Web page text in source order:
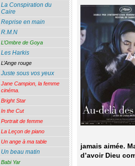
jamais aimée.
d’avoir Dieu
La Conspiration du
Caire
Reprise en main
R.M.N
L’Ombre de Goya
Les Harkis
L’Ange rouge
Juste sous vos yeux
Jane Campion, la femme
cinéma.
Bright Star
In the Cut
Portrait de femme
La Leçon de piano
Un ange à ma table
Un beau matin
Babi Yar